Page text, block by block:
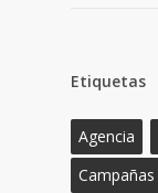
Etiquetas
Agencia
Campañas